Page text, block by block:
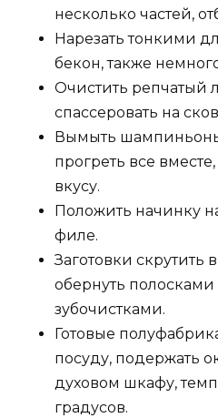
несколько частей,
Нарезать тонкими
бекон, также
Очистить репчатый
спассеровать на
Вымыть
прогреть все
вкусу.
Положить начинку
филе.
Заготовки скрутить
обернуть полосками
зубочистками.
Готовые
посуду, подержать
духовом шкафу,
градусов.